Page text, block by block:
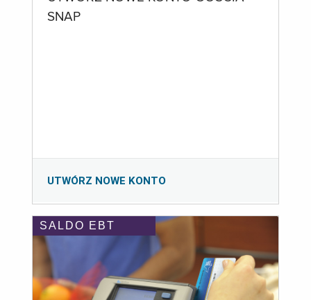
SNAP
UTWÓRZ NOWE KONTO
SALDO EBT